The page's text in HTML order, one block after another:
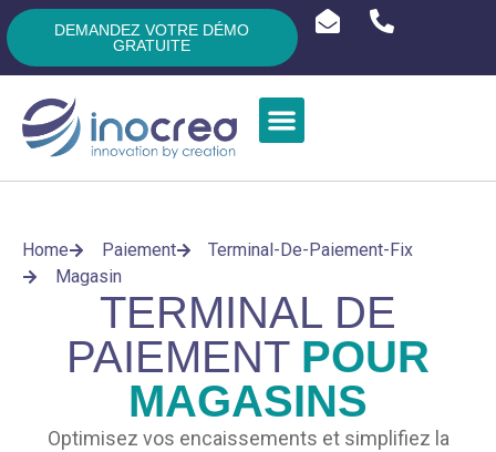
DEMANDEZ VOTRE DÉMO
GRATUITE
Home Paiement
Terminal-De-Paiement-Fix
Magasin
TERMINAL DE
PAIEMENT POUR
MAGASINS
Optimisez vos encaissements et simplifiez la